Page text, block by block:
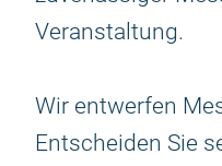
Veranstaltung.
Wir entwerfen
Entscheiden Sie